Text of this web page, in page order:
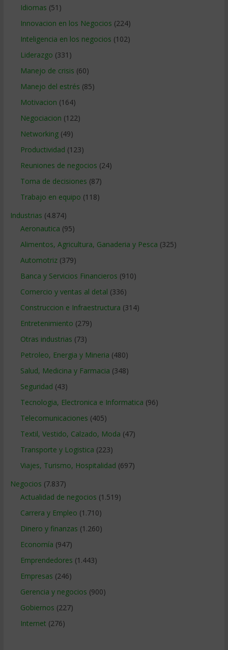
Idiomas (51)
Innovacion en los Negocios (224)
Inteligencia en los negocios (102)
Liderazgo (331)
Manejo de crisis (60)
Manejo del estrés (85)
Motivacion (164)
Negociacion (122)
Networking(49)
Productividad (123)
Reuniones de negocios (24)
Toma de decisiones (87)
Trabajo en equipo (118)
Industrias (4.874)
Aeronautica (95)
Alimentos, Agricultura, Ganaderia y Pesca (325)
Automotriz(379)
Banca y Servicios Financieros (910)
Comercio y ventas al detal (336)
Construccion e Infraestructura (314)
Entretenimiento (279)
Otras industrias (73)
Petroleo, Energia y Mineria (480)
Salud, Medicina y Farmacia (348)
Seguridad (43)
Tecnologia, Electronica e Informatica (96)
Telecomunicaciones (405)
Textil, Vestido, Calzado, Moda (47)
Transporte y Logistica (223)
Viajes, Turismo, Hospitalidad (697)
Negocios (7.837)
Actualidad de negocios (1.519)
Carrera y Empleo (1.710)
Dinero y finanzas (1.260)
Economía (947)
Emprendedores (1.443)
Empresas (246)
Gerencia y negocios (900)
Gobiernos (227)
Internet (276)